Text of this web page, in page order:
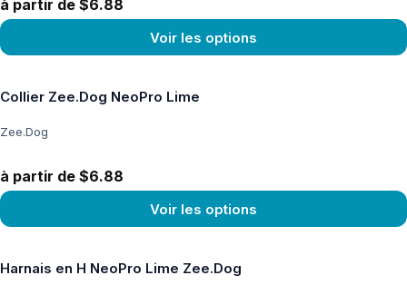
à partir de $6.88
Voir les options
Collier Zee.Dog NeoPro Lime
Zee.Dog
à partir de $6.88
Voir les options
Harnais en H NeoPro Lime Zee.Dog